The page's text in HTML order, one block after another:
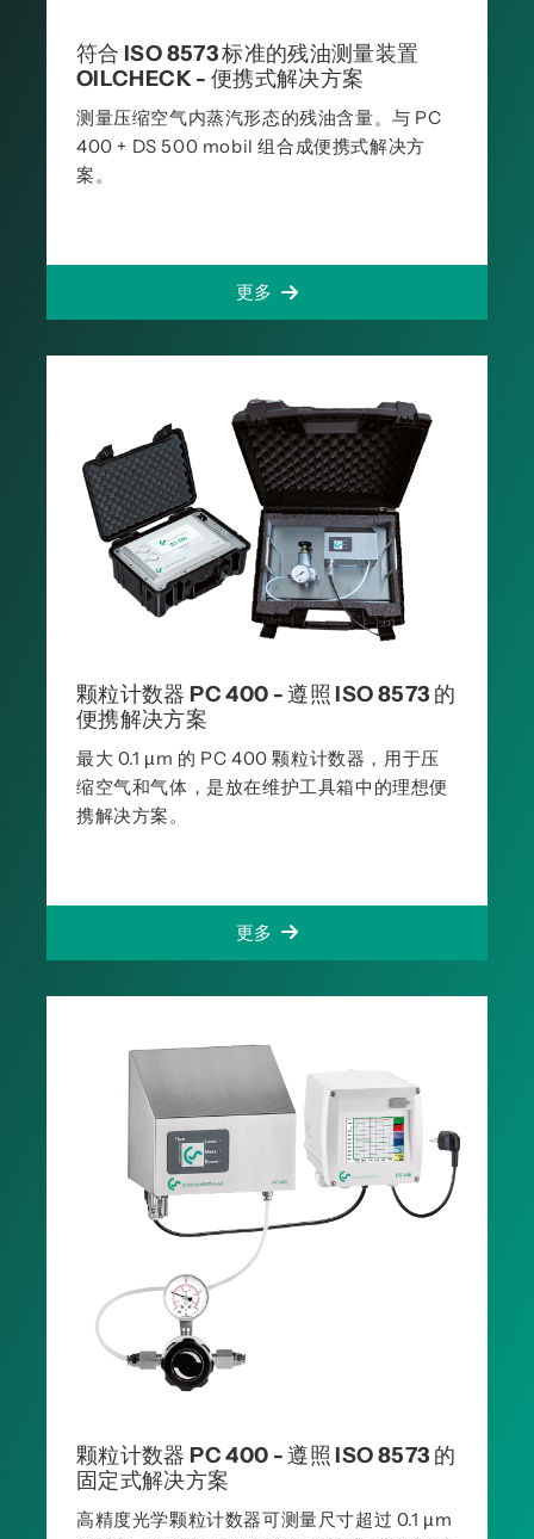
符合 ISO 8573 标准的残油测量装置
OILCHECK - 便携式解决方案
测量压缩空气内蒸汽形态的残油含量。与 PC
400 + DS 500 mobil 组合成便携式解决方
案。
更多
颗粒计数器 PC 400 - 遵照 ISO 8573 的
便携解决方案
最大 0.1 µm 的 PC 400 颗粒计数器，用于压
缩空气和气体，是放在维护工具箱中的理想便
携解决方案。
更多
颗粒计数器 PC 400 - 遵照 ISO 8573 的
固定式解决方案
高精度光学颗粒计数器可测量尺寸超过 0.1 µm